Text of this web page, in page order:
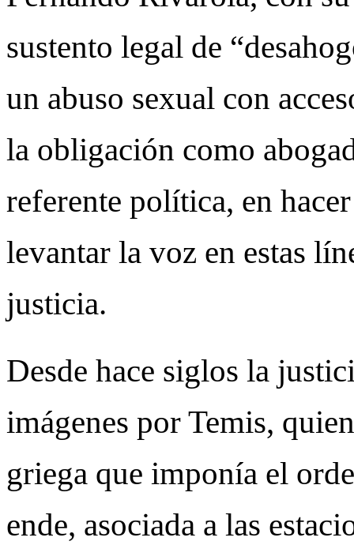
sustento legal de
un abuso sexual con
la obligación como
referente política, en
levantar la voz en estas
justicia.
Desde hace siglos la
imágenes por Temis,
griega que imponía el
ende, asociada a las